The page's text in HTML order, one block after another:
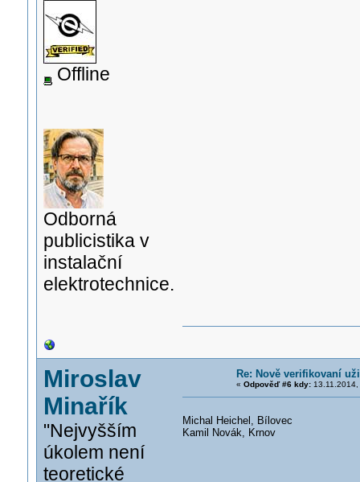
Offline
Odborná
publicistika v
instalační
elektrotechnice.
Miroslav
Minařík
"Nejvyšším
úkolem není
teoretické
Re: Nově verifikovaní
« Odpověď #6 kdy:13.11.2014,
Michal Heichel, Bílovec
Kamil Novák, Krnov